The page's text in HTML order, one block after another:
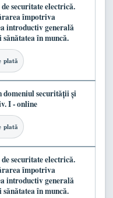
securitate electrică.
împotriva
introductiv generală
în muncă.
plată
domeniul securității și
I - online
plată
securitate electrică.
împotriva
introductiv generală
în muncă.